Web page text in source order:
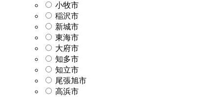
小牧市
稲沢市
新城市
東海市
大府市
知多市
知立市
尾張旭市
高浜市